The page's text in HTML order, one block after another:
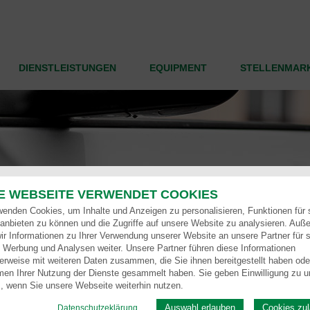
WEBSEITE VERWENDET COOKIES
Cookies, um Inhalte und Anzeigen zu personalisieren, Funktionen für
zu können und die Zugriffe auf unsere Website zu analysieren.
Informationen zu Ihrer Verwendung unserer Website an unsere Partner für
Werbung und Analysen weiter. Unsere Partner führen diese Informationen
mit weiteren Daten zusammen, die Sie ihnen bereitgestellt haben
Ihrer Nutzung der Dienste gesammelt haben. Sie geben Einwilligung zu
wenn Sie unsere Webseite weiterhin nutzen.
Datenschutzeklärung Auswahl erlauben Cookies
DIENSTLEISTUNGEN EQUIPMENT